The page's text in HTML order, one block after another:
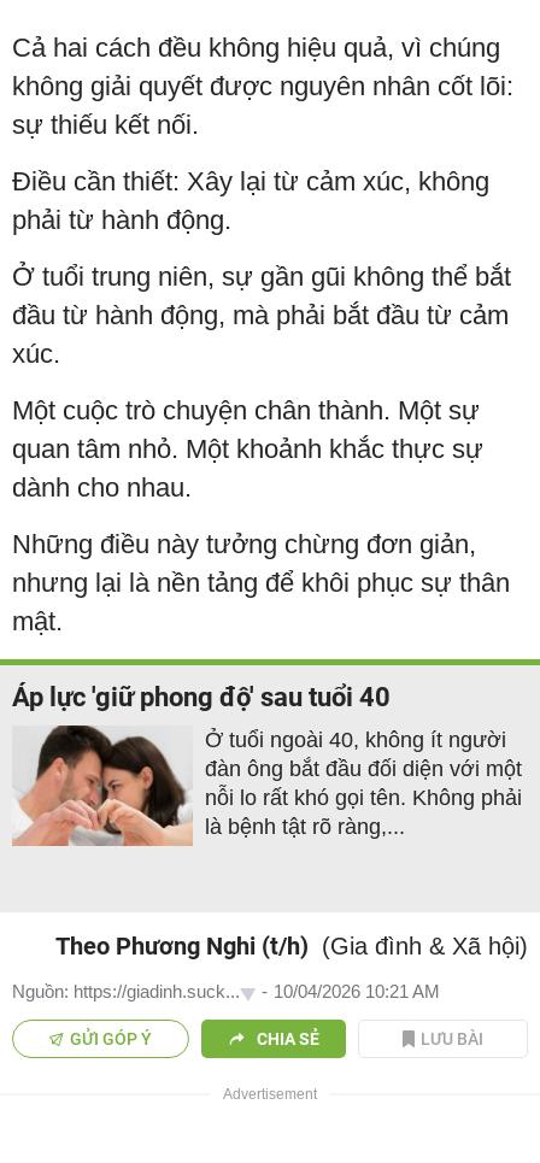
Cả hai cách đều không hiệu quả, vì chúng
không giải quyết được nguyên nhân cốt lõi:
sự thiếu kết nối.
Điều cần thiết: Xây lại từ cảm xúc, không
phải từ hành động.
Ở tuổi trung niên, sự gần gũi không thể bắt
đầu từ hành động, mà phải bắt đầu từ cảm
xúc.
Một cuộc trò chuyện chân thành. Một sự
quan tâm nhỏ. Một khoảnh khắc thực sự
dành cho nhau.
Những điều này tưởng chừng đơn giản,
nhưng lại là nền tảng để khôi phục sự thân
mật.
Áp lực 'giữ phong độ' sau tuổi 40
Ở tuổi ngoài 40, không ít người
đàn ông bắt đầu đối diện với một
nỗi lo rất khó gọi tên. Không phải
là bệnh tật rõ ràng,...
Theo Phương Nghi (t/h) (Gia đình & Xã hội)
Nguồn: https://giadinh.suck... - 10/04/2026 10:21 AM
GỬI GÓP Ý CHIA SẺ LƯU BÀI